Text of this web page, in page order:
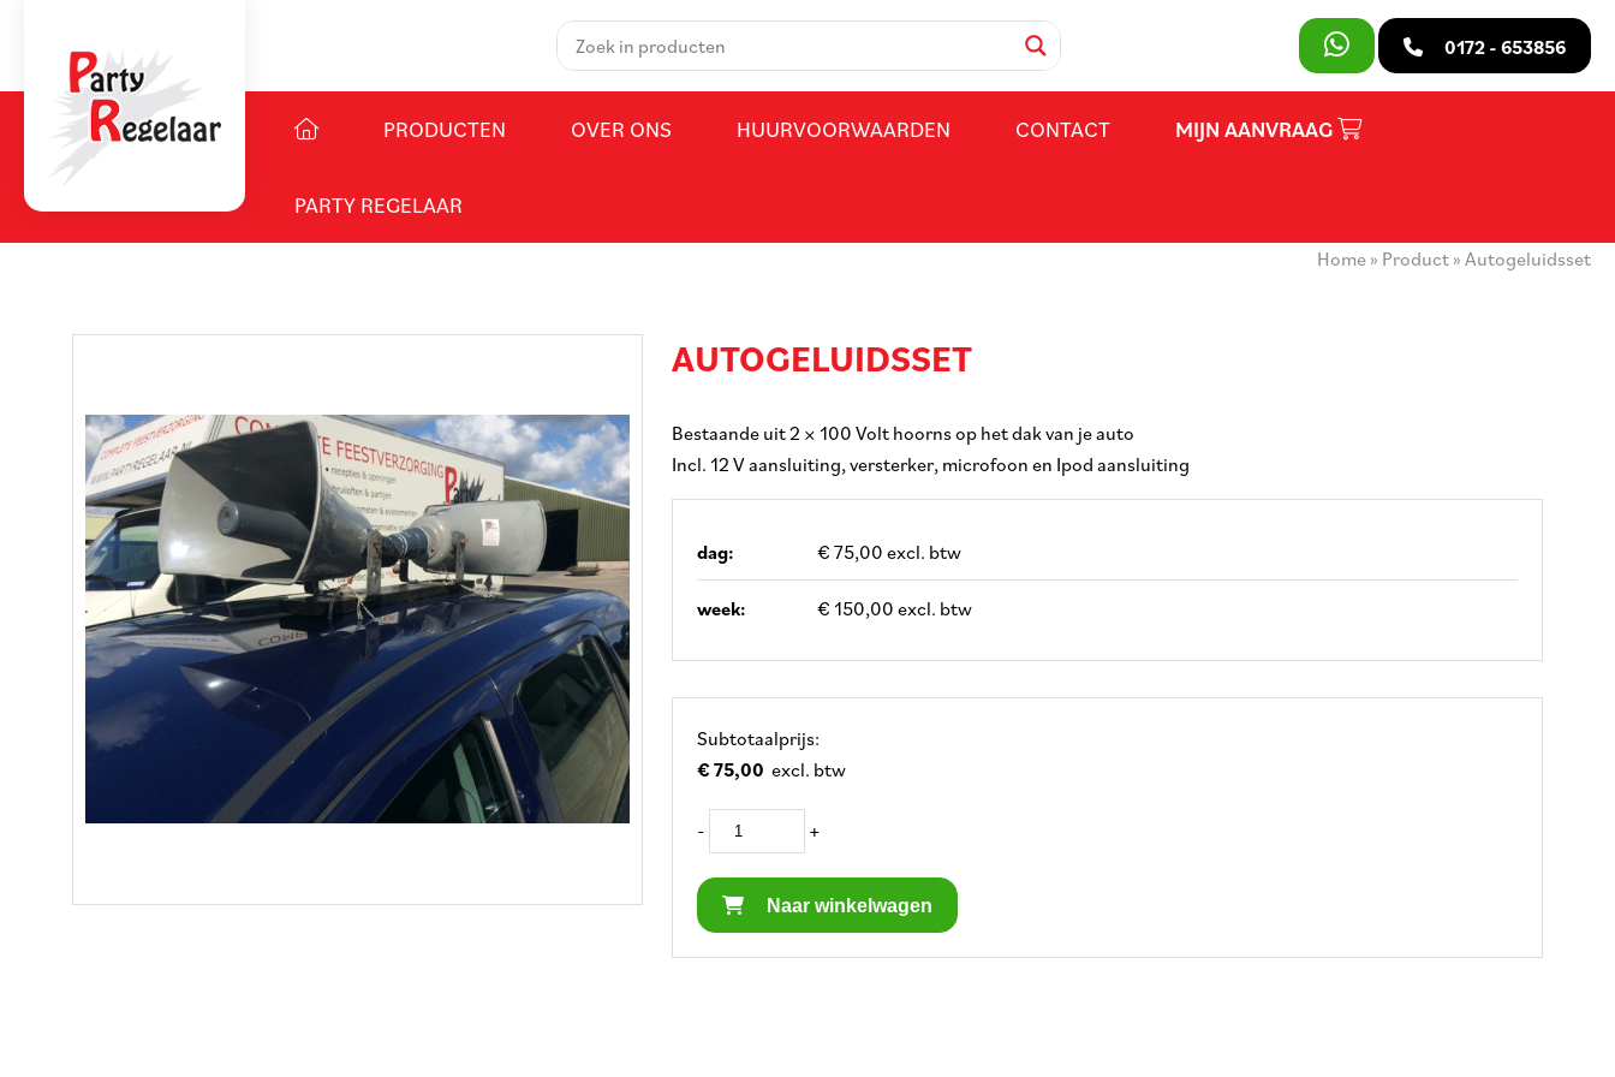
SLUITEN
0172 - 653856
PRODUCTEN OVER ONS HUURVOORWAARDEN CONTACT MIJN AANVRAAG
PARTY REGELAAR
Home » Product » Autogeluidsset
AUTOGELUIDSSET
Bestaande uit 2 × 100 Volt hoorns op het dak van je auto
Incl. 12 V aansluiting, versterker, microfoon en Ipod aansluiting
dag: € 75,00 excl. btw
week: € 150,00 excl. btw
Subtotaalprijs:
€ 75,00 excl. btw
- +
Naar winkelwagen